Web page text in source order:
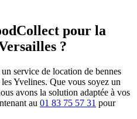
pour la
?
service de location de bennes
Yvelines. Que vous soyez un
avons la solution adaptée à vos
au 01 83 75 57 31 pour